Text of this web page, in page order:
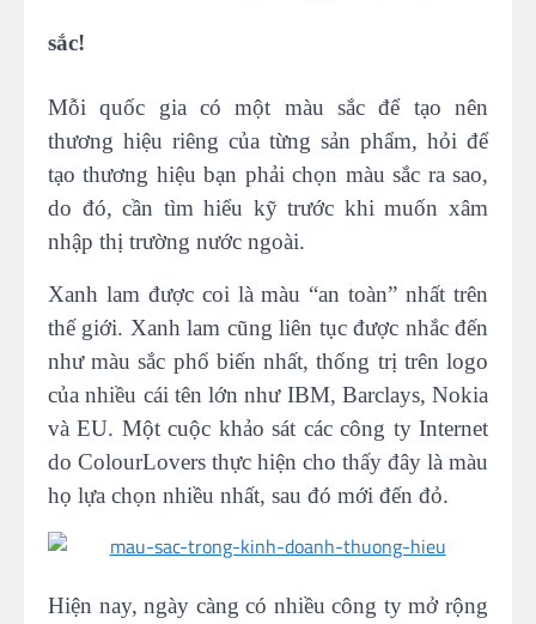
sắc!
Mỗi quốc gia có một màu sắc để tạo nên
thương hiệu riêng của từng sản phẩm, hỏi để
tạo thương hiệu bạn phải chọn màu sắc ra sao,
do đó, cần tìm hiểu kỹ trước khi muốn xâm
nhập thị trường nước ngoài.
Xanh lam được coi là màu “an toàn” nhất trên
thế giới. Xanh lam cũng liên tục được nhắc đến
như màu sắc phổ biến nhất, thống trị trên logo
của nhiều cái tên lớn như IBM, Barclays, Nokia
và EU. Một cuộc khảo sát các công ty Internet
do ColourLovers thực hiện cho thấy đây là màu
họ lựa chọn nhiều nhất, sau đó mới đến đỏ.
Hiện nay, ngày càng có nhiều công ty mở rộng